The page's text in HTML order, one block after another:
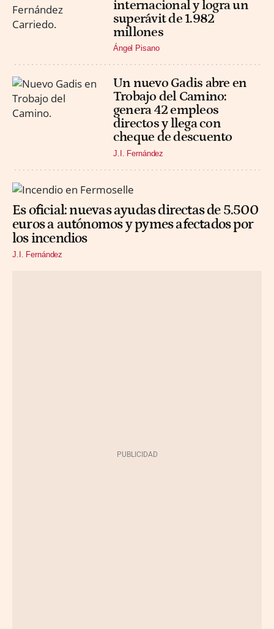
internacional y logra un
superávit de 1.982
millones
Ángel Pisano
Un nuevo Gadis abre en
Trobajo del Camino:
genera 42 empleos
directos y llega con
cheque de descuento
J.I. Fernández
Es oficial: nuevas ayudas directas de 5.500
euros a autónomos y pymes afectados por
los incendios
J.I. Fernández